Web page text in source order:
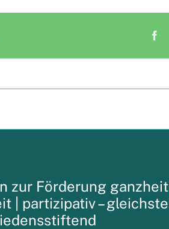
zur Förderung
| partizipativ –